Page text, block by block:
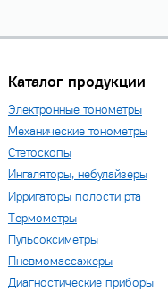
Каталог продукции
Электронные тонометры
Механические тонометры
Стетоскопы
Ингаляторы, небулайзеры
Ирригаторы полости рта
Термометры
Пульсоксиметры
Пневмомассажеры
Диагностические приборы